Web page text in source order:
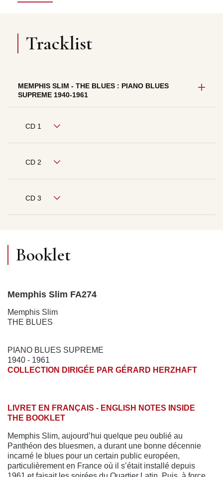
Tracklist
MEMPHIS SLIM - THE BLUES : PIANO BLUES
SUPREME 1940-1961
CD 1
CD 2
CD 3
Booklet
Memphis Slim FA274
Memphis Slim
THE BLUES
PIANO BLUES SUPREME
1940 - 1961
COLLECTION DIRIGÉE PAR GÉRARD HERZHAFT
LIVRET EN FRANÇAIS - ENGLISH NOTES INSIDE
THE BOOKLET
Memphis Slim, aujourd’hui quelque peu oublié au
Panthéon des bluesmen, a durant une bonne décennie
incarné le blues pour un certain public européen,
particulièrement en France où il s’était installé depuis